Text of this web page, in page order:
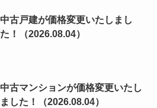
中古戸建が価格変更いたしまし
た！（2026.08.04）
中古マンションが価格変更いたし
ました！（2026.08.04）